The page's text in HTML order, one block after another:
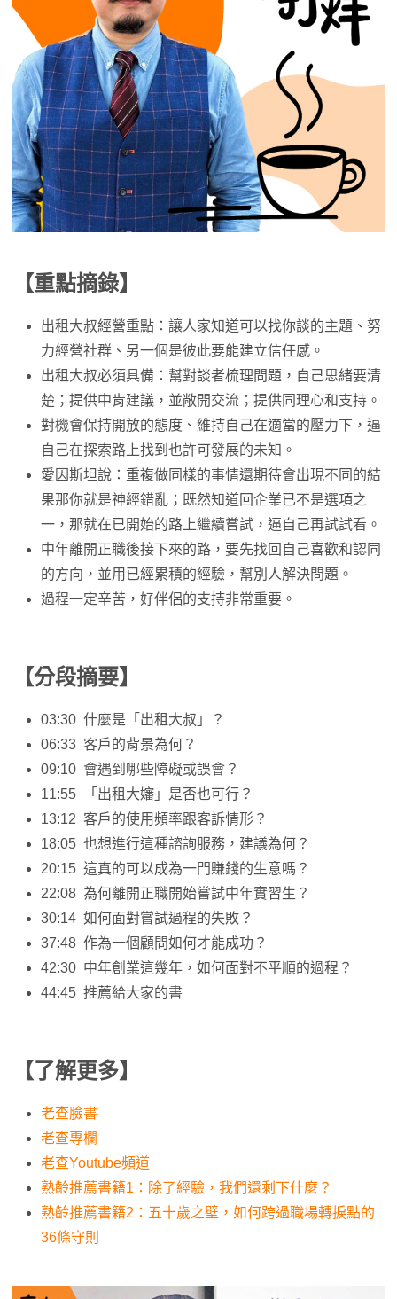
【重點摘錄】
出租大叔經營重點：讓人家知道可以找你談的主題、努
力經營社群、另一個是彼此要能建立信任感。
出租大叔必須具備：幫對談者梳理問題，自己思緒要清
楚；提供中肯建議，並敞開交流；提供同理心和支持。
對機會保持開放的態度、維持自己在適當的壓力下，逼
自己在探索路上找到也許可發展的未知。
愛因斯坦說：重複做同樣的事情還期待會出現不同的結
果那你就是神經錯亂；既然知道回企業已不是選項之
一，那就在已開始的路上繼續嘗試，逼自己再試試看。
中年離開正職後接下來的路，要先找回自己喜歡和認同
的方向，並用已經累積的經驗，幫別人解決問題。
過程一定辛苦，好伴侶的支持非常重要。
【分段摘要】
03:30 什麼是「出租大叔」？
06:33 客戶的背景為何？
09:10 會遇到哪些障礙或誤會？
11:55 「出租大嬸」是否也可行？
13:12 客戶的使用頻率跟客訴情形？
18:05 也想進行這種諮詢服務，建議為何？
20:15 這真的可以成為一門賺錢的生意嗎？
22:08 為何離開正職開始嘗試中年實習生？
30:14 如何面對嘗試過程的失敗？
37:48 作為一個顧問如何才能成功？
42:30 中年創業這幾年，如何面對不平順的過程？
44:45 推薦給大家的書
【了解更多】
老查臉書
老查專欄
老查Youtube頻道
熟齡推薦書籍1：除了經驗，我們還剩下什麼？
熟齡推薦書籍2：五十歲之壁，如何跨過職場轉捩點的
36條守則